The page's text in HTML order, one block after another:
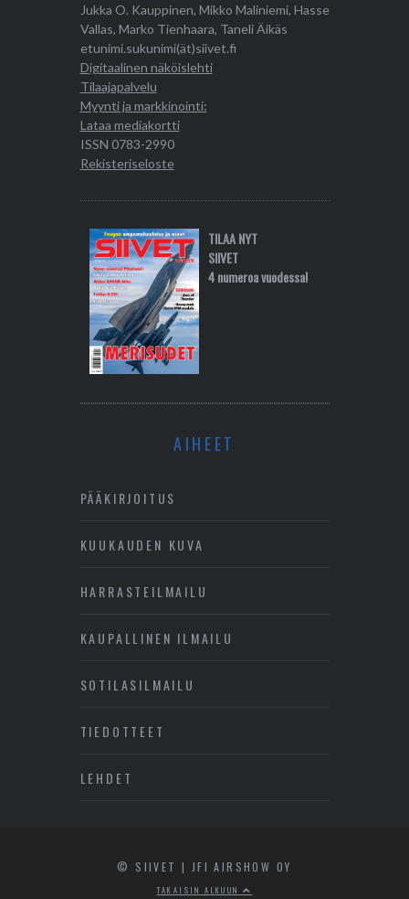
Jukka O. Kauppinen, Mikko Maliniemi, Hasse
Vallas, Marko Tienhaara, Taneli Äikäs
etunimi.sukunimi(ät)siivet.fi
Digitaalinen näköislehti
Tilaajapalvelu
Myynti ja markkinointi:
Lataa mediakortti
ISSN 0783-2990
Rekisteriseloste
TILAA NYT
SIIVET
4 numeroa vuodessa!
AIHEET
PÄÄKIRJOITUS
KUUKAUDEN KUVA
HARRASTEILMAILU
KAUPALLINEN ILMAILU
SOTILASILMAILU
TIEDOTTEET
LEHDET
© SIIVET | JFI AIRSHOW OY
TAKAISIN ALKUUN